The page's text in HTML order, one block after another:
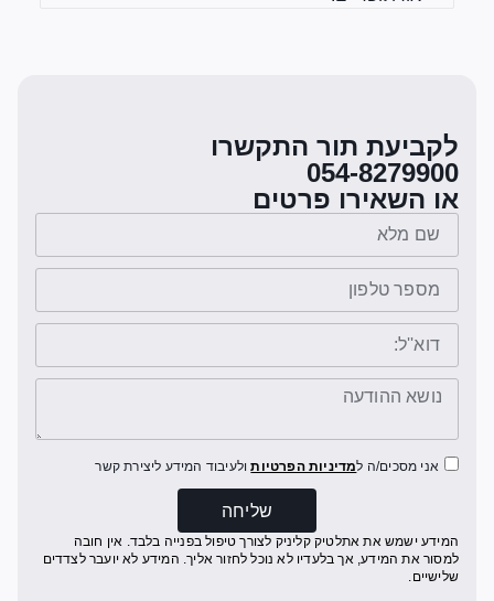
לקביעת תור התקשרו
054-8279900
או השאירו פרטים
אני מסכים/ה למדיניות הפרטיותולעיבוד המידע ליצירת קשר
שליחה
המידע ישמש את אתלטיק קליניק לצורך טיפול בפנייה בלבד. אין חובה
למסור את המידע, אך בלעדיו לא נוכל לחזור אליך. המידע לא יועבר לצדדים
שלישיים.